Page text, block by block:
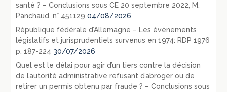
santé ? – Conclusions sous CE 20 septembre 2022, M.
Panchaud, n° 451129 04/08/2026
République fédérale d’Allemagne – Les évènements
législatifs et jurisprudentiels survenus en 1974: RDP 1976
p. 187-224 30/07/2026
Quel est le délai pour agir d’un tiers contre la décision
de l’autorité administrative refusant d’abroger ou de
retirer un permis obtenu par fraude ? – Conclusions sous